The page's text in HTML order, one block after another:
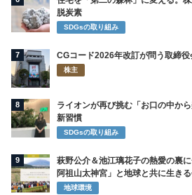
脱炭素
SDGsの取り組み
7 CGコード2026年改訂が問う取締
株主
8
ライオンが再び挑む「お口の中か
新習慣
SDGsの取り組み
9
萩野公介＆池江璃花子の熱愛の裏
阿祖山太神宮」と地球と共に生き
地球環境